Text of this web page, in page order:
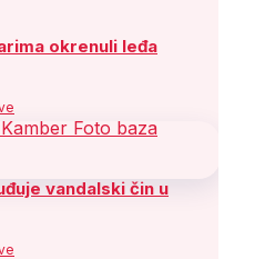
okrenuli leđa
vandalski čin u